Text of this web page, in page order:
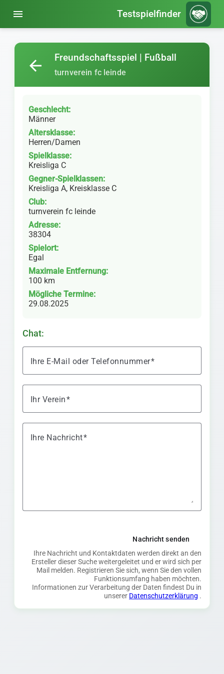
menu Testspielfinder
Freundschaftsspiel | Fußball
turnverein fc leinde
arrow_back
Geschlecht:
Männer
Altersklasse:
Herren/Damen
Spielklasse:
Kreisliga C
Gegner-Spielklassen:
Kreisliga A, Kreisklasse C
Club:
turnverein fc leinde
Adresse:
38304
Spielort:
Egal
Maximale Entfernung:
100 km
Mögliche Termine:
29.08.2025
Chat:
Ihre E-Mail oder Telefonnummer
Ihr Verein
Ihre Nachricht
Nachricht senden
Ihre Nachricht und Kontaktdaten werden direkt an den
Ersteller dieser Suche weitergeleitet und er wird sich per
Mail melden. Registrieren Sie sich, wenn Sie den vollen
Funktionsumfang haben möchten.
Informationen zur Verarbeitung der Daten findest Du in
unserer Datenschutzerklärung .